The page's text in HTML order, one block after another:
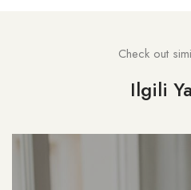
Check out
Ilgili